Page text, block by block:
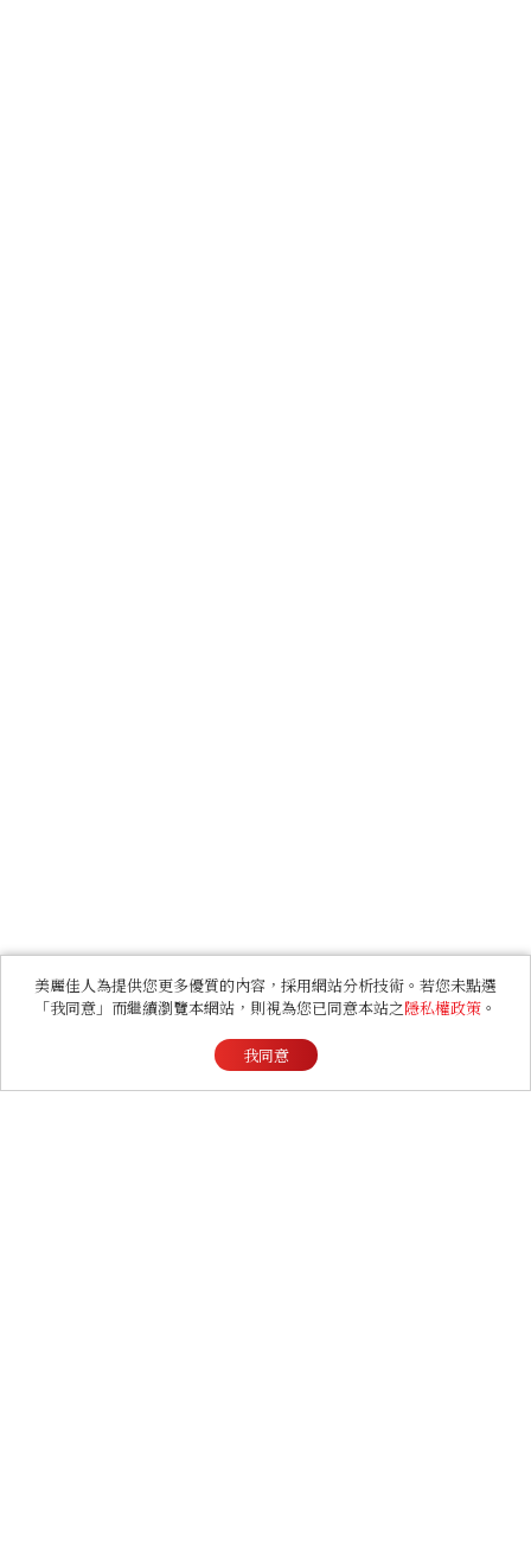
美麗佳人為提供您更多優質的內容，採用網站分析技術。若您未點選
「我同意」而繼續瀏覽本網站，則視為您已同意本站之隱私權政策 。
我同意